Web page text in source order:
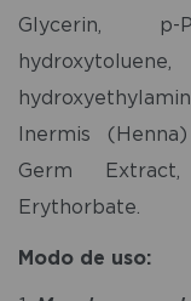
Glycerin, p-
Inermis
Germ
Erythorbate.
Modo de uso: